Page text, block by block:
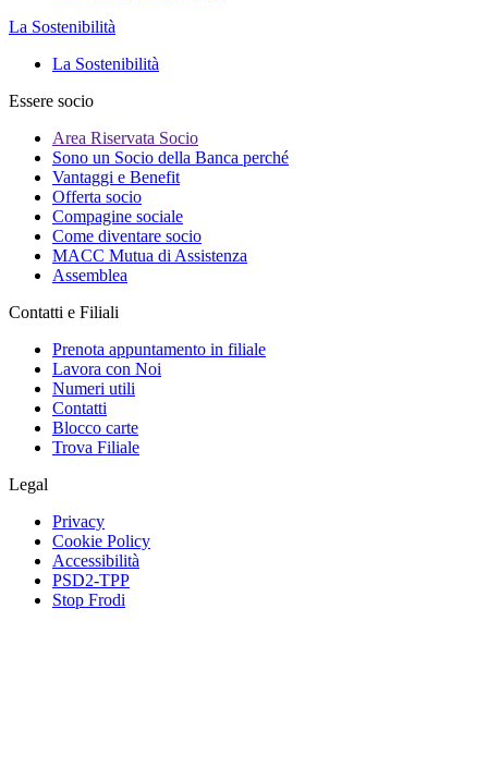
La Sostenibilità
La Sostenibilità
Essere socio
Area Riservata Socio
Sono un Socio della Banca perché
Vantaggi e Benefit
Offerta socio
Compagine sociale
Come diventare socio
MACC Mutua di Assistenza
Assemblea
Contatti e Filiali
Prenota appuntamento in filiale
Lavora con Noi
Numeri utili
Contatti
Blocco carte
Trova Filiale
Legal
Privacy
Cookie Policy
Accessibilità
PSD2-TPP
Stop Frodi